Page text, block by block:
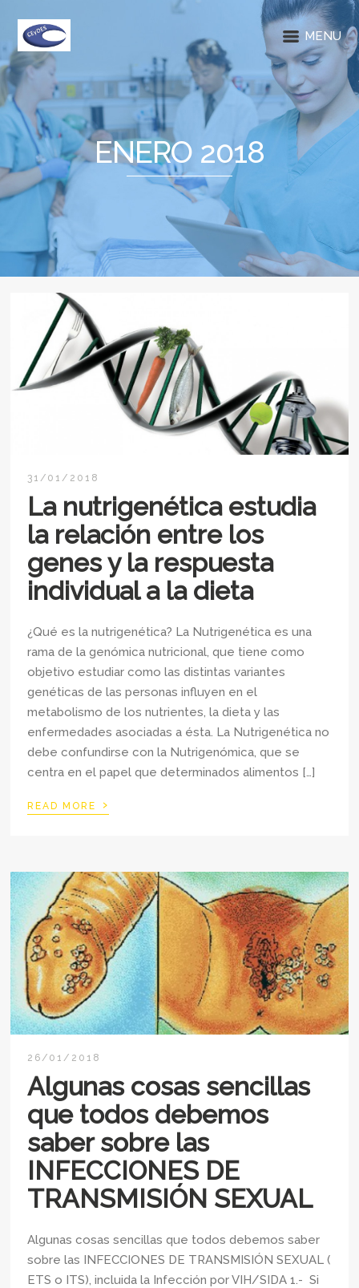
MENU
ENERO 2018
31/01/2018
La nutrigenética estudia
la relación entre los
genes y la respuesta
individual a la dieta
¿Qué es la nutrigenética? La Nutrigenética es una
rama de la genómica nutricional, que tiene como
objetivo estudiar como las distintas variantes
genéticas de las personas influyen en el
metabolismo de los nutrientes, la dieta y las
enfermedades asociadas a ésta. La Nutrigenética no
debe confundirse con la Nutrigenómica, que se
centra en el papel que determinados alimentos […]
READ MORE ›
26/01/2018
Algunas cosas sencillas
que todos debemos
saber sobre las
INFECCIONES DE
TRANSMISIÓN SEXUAL
Algunas cosas sencillas que todos debemos saber
sobre las INFECCIONES DE TRANSMISIÓN SEXUAL (
ETS o ITS), incluida la Infección por VIH/SIDA 1.- Si